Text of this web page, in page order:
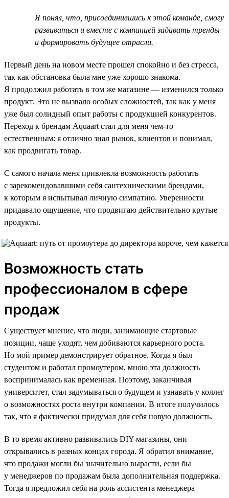
Я понял, что, присоединившись к этой команде, смогу
развиваться и вместе с компанией задавать тренды
и формировать будущее отрасли.
Первый день на новом месте прошел спокойно и без стресса,
так как обстановка была мне уже хорошо знакома.
Я продолжил работать в том же магазине — изменился только
продукт. Это не вызвало особых сложностей, так как у меня
уже был солидный опыт работы с продукцией конкурентов.
Переход к брендам Aquaart стал для меня чем-то
естественным: я отлично знал рынок, клиентов и понимал,
как продвигать товар.
С самого начала меня привлекла возможность работать
с зарекомендовавшими себя сантехническими брендами,
к которым я испытывал личную симпатию. Уверенности
придавало ощущение, что продвигаю действительно крутые
продукты.
Возможность стать
профессионалом в сфере
продаж
Существует мнение, что люди, занимающие стартовые
позиции, чаще уходят, чем добиваются карьерного роста.
Но мой пример демонстрирует обратное. Когда я был
студентом и работал промоутером, мною эта должность
воспринималась как временная. Поэтому, заканчивая
университет, стал задумываться о будущем и узнавать у коллег
о возможностях роста внутри компании. В итоге получилось
так, что я фактически придумал для себя новую должность.
В то время активно развивались DIY-магазины, они
открывались в разных концах города. Я обратил внимание,
что продажи могли бы значительно вырасти, если бы
у менеджеров по продажам была дополнительная поддержка.
Тогда я предложил себя на роль ассистента менеджера